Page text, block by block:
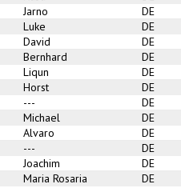
Jarno DE
Luke DE
David DE
Bernhard DE
Liqun DE
Horst DE
--- DE
Michael DE
Alvaro DE
--- DE
Joachim DE
Maria Rosaria DE